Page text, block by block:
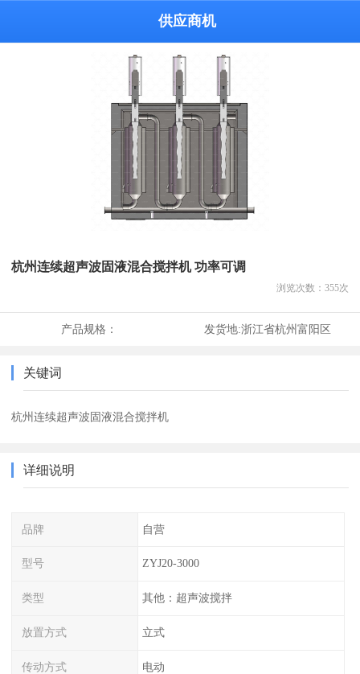
供应商机
杭州连续超声波固液混合搅拌机 功率可调
浏览次数： 355次
产品规格： 发货地:浙江省杭州富阳区
关键词
杭州连续超声波固液混合搅拌机
详细说明
品牌 自营
型号 ZYJ20-3000
类型 其他：超声波搅拌
放置方式 立式
传动方式 电动